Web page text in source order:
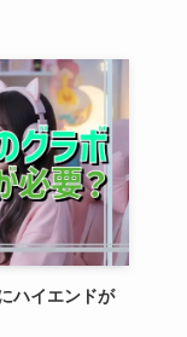
ハイエンドが